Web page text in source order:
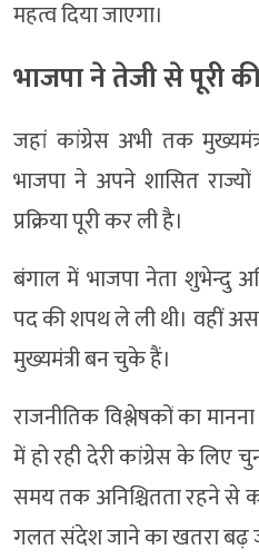
महत्व दिया जाएगा।
भाजपा ने तेजी से पूरी की
जहां कांग्रेस अभी तक
भाजपा ने अपने शासित
प्रक्रिया पूरी कर ली है।
बंगाल में भाजपा नेता शुभेन्‍दु
पद की शपथ ले ली थी। वहीं
मुख्यमंत्री बन चुके हैं।
राजनीतिक विश्लेषकों का
में हो रही देरी कांग्रेस के लिए
समय तक अनिश्चितता रहने से
गलत संदेश जाने का खतरा बढ़